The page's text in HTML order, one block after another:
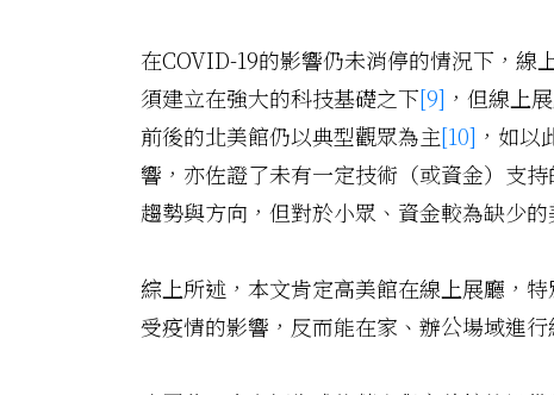
在COVID-19的影響仍未消停的情況下，
須建立在強大的科技基礎之下[9] ，但線上
前後的北美館仍以典型觀眾為主[10] ，如
響，亦佐證了未有一定技術（或資金）支
趨勢與方向，但對於小眾、資金較為缺少
綜上所述，本文肯定高美館在線上展廳，
受疫情的影響，反而能在家、辦公場域進行